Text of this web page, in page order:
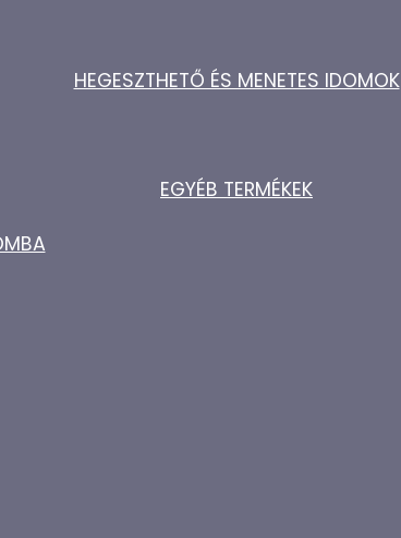
HEGESZTHETŐ ÉS MENETES IDOMOK
EGYÉB TERMÉKEK